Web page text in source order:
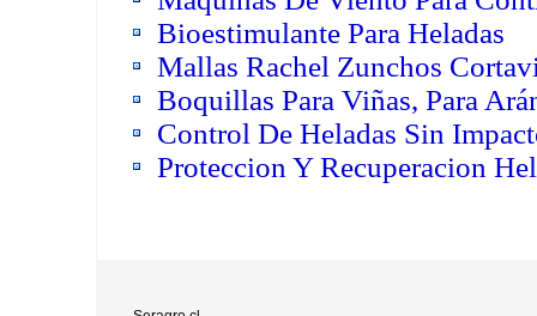
Bioestimulante Para Heladas
Mallas Rachel Zunchos
Boquillas Para Viñas, Para
Control De Heladas Sin
Proteccion Y Recuperacion